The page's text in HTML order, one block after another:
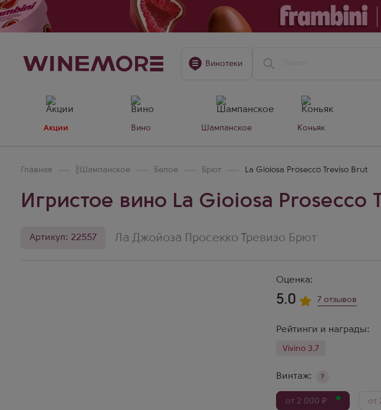
Винотеки
Акции Вино Шампанское Коньяк
Главная 🍾Шампанское Белое Брют La Gioiosa Prosecco Treviso Brut
Игристое вино La Gioiosa Prosecco
Артикул: 22557 Ла Джойоза Просекко Тревизо Брют
Оценка:
5.0 7 отзывов
Рейтинги и награды:
Vivino 3.7
Винтаж: ?
от 2 000 ₽ от